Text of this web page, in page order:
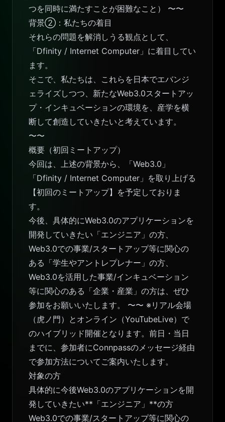
つを同時に満たすことが困難なこと） 〜〜
背景②：私たちの着目
それらの問題を解消しうる観点として、
「Dfinity / Internet Computer」に着目してい
ます。
そこで、私たちは、これらを日本でエバンジ
ェライズしつつ、新たなWeb3.0スタートアッ
プ・インキュベーションの環境を、産学を横
断して創造していきたいと考えています。
〜〜
概要（初回ミートアップ）
今回は、上述の背景から、「Web3.0」
「Dfinity / Internet Computer」を取り上げる
【初回のミートアップ】を予定しておりま
す。
今後、具体的にWeb3.0のアプリケーションを
開発していきたい「エンジニア」の方、
Web3.0での事業/スタートアップ等に関心の
ある「学生やアントレプレナー」の方、
Web3.0を活用した事業/インキュベーション
等に関心のある「企業・産業」の方は、ぜひ
参加をお願いいたします。 〜〜 ※リアル会場
（虎ノ門）とオンライン（YouTubeLive）で
のハイブリッド開催となります。前日・当日
までに、参加者にConnpassのメッセージ経由
で参加方法についてご案内いたします。
対象の方
具体的に今後Web3.0のアプリケーションを開
発していきたい**「エンジニア」**の方
Web3.0での事業/スタートアップ等に関心の